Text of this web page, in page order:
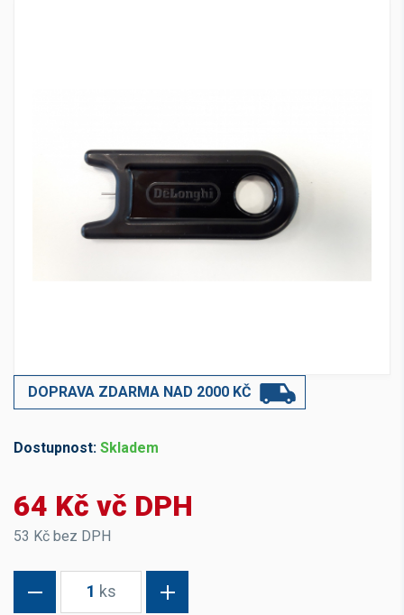
DOPRAVA ZDARMA NAD 2000 KČ
Dostupnost: Skladem
64 Kč vč DPH
53 Kč bez DPH
1 ks